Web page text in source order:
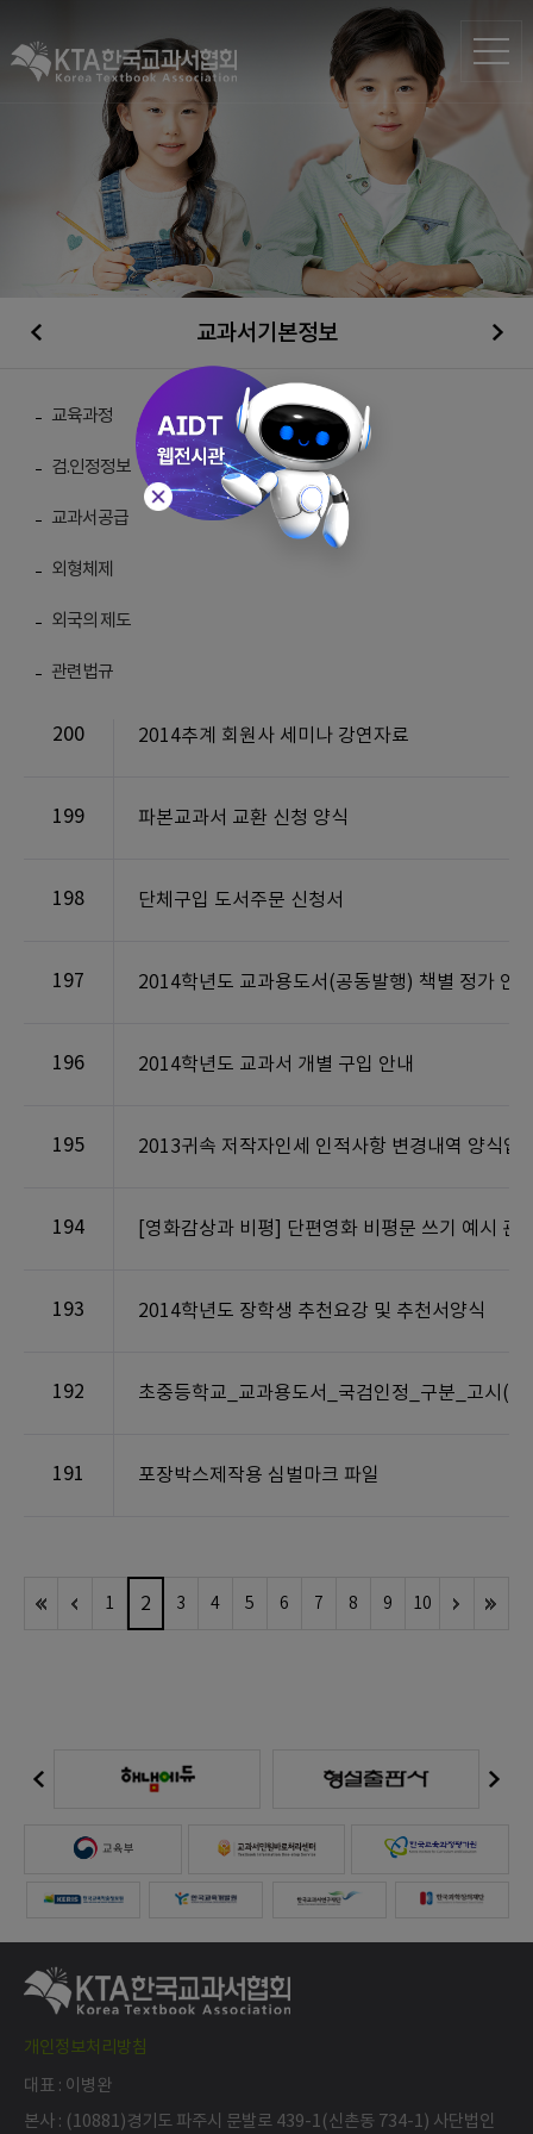
교과서기본정보
교육과정
검.인정정보
교과서공급
외형체제
외국의 제도
관련법규
일반자료실
총 게시물 :210
200 2014추계 회원사 세미나 강연자료
199 파본교과서 교환 신청 양식
198 단체구입 도서주문 신청서
197 2014학년도 교과용도서(공동발행) 책별 정가 안
196 2014학년도 교과서 개별 구입 안내
195 2013귀속 저작자인세 인적사항 변경내역 양식입
194 [영화감상과 비평] 단편영화 비평문 쓰기 예시 관
193 2014학년도 장학생 추천요강 및 추천서양식
192 초중등학교_교과용도서_국검인정_구분_고시(
191 포장박스제작용 심벌마크 파일
1 2 3 4 5 6 7 8 9 10
개인정보처리방침
대표 : 이병완
본사 : (10881)경기도 파주시 문발로 439-1(신촌동 734-1) 사단법인